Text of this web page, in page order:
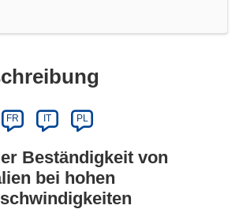
FR IT PL
Beständigkeit von
bei hohen